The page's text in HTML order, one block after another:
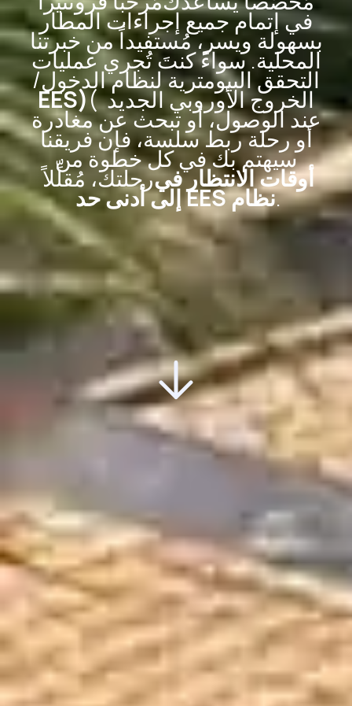
في إتمام جميع إجراءات المطار
بسهولة ويسر، مُستفيداً من خبرتنا
المحلية. سواءً كنتَ تُجري عمليات
التحقق البيومترية لنظام الدخول/
الخروج الأوروبي الجديد(
EES)
عند الوصول، أو تبحث عن مغادرة
أو رحلة ربط سلسة، فإن فريقنا
سيهتم بك في كل خطوة من
رحلتك، مُقلِّلاًأوقات الانتظار في
نظام EES إلى أدنى حد.